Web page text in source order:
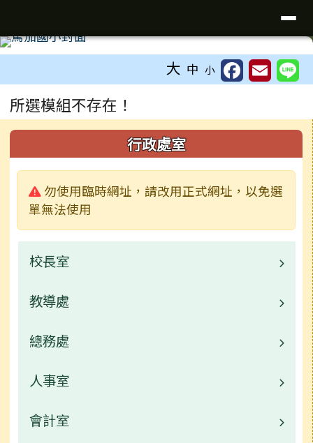
大 中 小
主內容區域
所選模組不存在！
左邊區域內容 行政處室
警告:
勿使用臨時網址，請改用正式網址，以免選
單無法使用
校長室
校長介紹
業務職掌
教導處
業務職掌
校園公告
常用連結
總務處
業務職掌
校園公告
人事室
業務職掌
會計室
頁尾區域